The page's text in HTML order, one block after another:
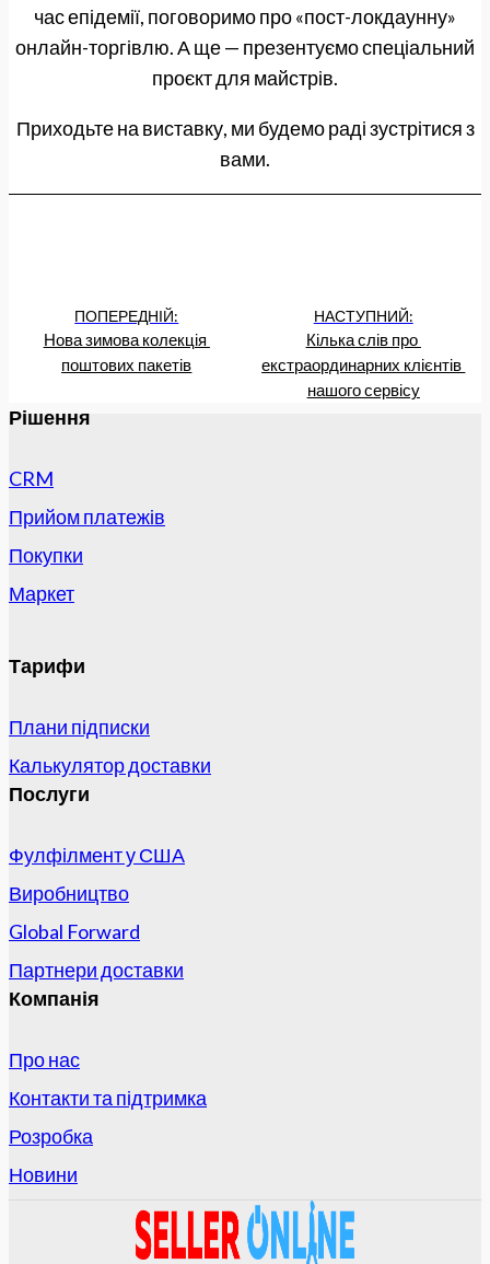
час епідемії, поговоримо про «пост-локдаунну»
онлайн-торгівлю. А ще — презентуємо спеціальний
проєкт для майстрів.
Приходьте на виставку, ми будемо раді зустрітися з
вами.
ПОПЕРЕДНІЙ:
Нова зимова колекція
поштових пакетів
НАСТУПНИЙ:
Кілька слів про
екстраординарних клієнтів
нашого сервісу
Рішення
CRM
Прийом платежів
Покупки
Маркет
Тарифи
Плани підписки
Калькулятор доставки
Послуги
Фулфілмент у США
Виробництво
Global Forward
Партнери доставки
Компанія
Про нас
Контакти та підтримка
Розробка
Новини